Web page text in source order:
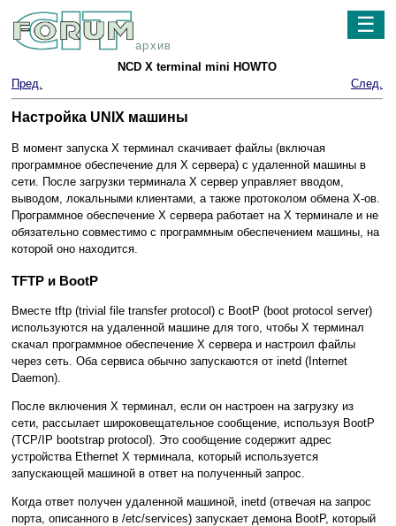
архив
☰
NCD X terminal mini HOWTO
Пред.
След.
Настройка UNIX машины
В момент запуска Х терминал скачивает файлы (включая
программное обеспечение для Х сервера) с удаленной машины в
сети. После загрузки терминала Х сервер управляет вводом,
выводом, локальными клиентами, а также протоколом обмена Х-ов.
Программное обеспечение Х сервера работает на Х терминале и не
обязательно совместимо с программным обеспечением машины, на
которой оно находится.
TFTP и BootP
Вместе tftp (trivial file transfer protocol) с BootP (boot protocol server)
используются на удаленной машине для того, чтобы Х терминал
скачал программное обеспечение Х сервера и настроил файлы
через сеть. Оба сервиса обычно запускаются от inetd (Internet
Daemon).
После включения Х терминал, если он настроен на загрузку из
сети, рассылает широковещательное сообщение, используя BootP
(TCP/IP bootstrap protocol). Это сообщение содержит адрес
устройства Ethernet Х терминала, который используется
запускающей машиной в ответ на полученный запрос.
Когда ответ получен удаленной машиной, inetd (отвечая на запрос
порта, описанного в /etc/services) запускает демона BootP, который